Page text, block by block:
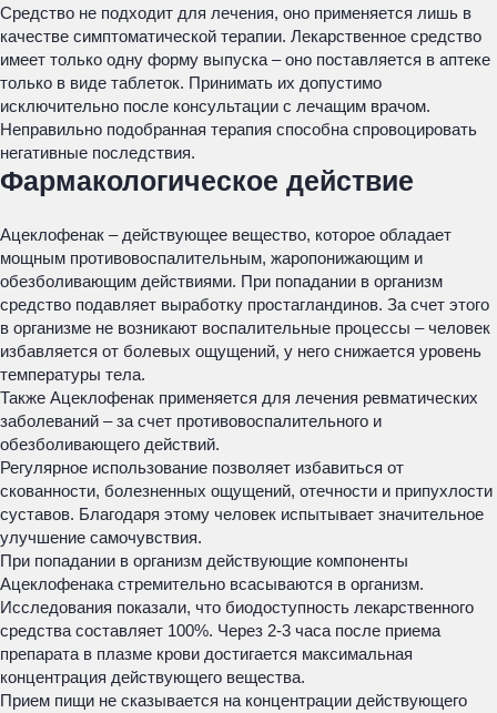
Средство не подходит для лечения, оно применяется лишь в
качестве симптоматической терапии. Лекарственное средство
имеет только одну форму выпуска – оно поставляется в аптеке
только в виде таблеток. Принимать их допустимо
исключительно после консультации с лечащим врачом.
Неправильно подобранная терапия способна спровоцировать
негативные последствия.
Фармакологическое действие
Ацеклофенак – действующее вещество, которое обладает
мощным противовоспалительным, жаропонижающим и
обезболивающим действиями. При попадании в организм
средство подавляет выработку простагландинов. За счет этого
в организме не возникают воспалительные процессы – человек
избавляется от болевых ощущений, у него снижается уровень
температуры тела.
Также Ацеклофенак применяется для лечения ревматических
заболеваний – за счет противовоспалительного и
обезболивающего действий.
Регулярное использование позволяет избавиться от
скованности, болезненных ощущений, отечности и припухлости
суставов. Благодаря этому человек испытывает значительное
улучшение самочувствия.
При попадании в организм действующие компоненты
Ацеклофенака стремительно всасываются в организм.
Исследования показали, что биодоступность лекарственного
средства составляет 100%. Через 2-3 часа после приема
препарата в плазме крови достигается максимальная
концентрация действующего вещества.
Прием пищи не сказывается на концентрации действующего